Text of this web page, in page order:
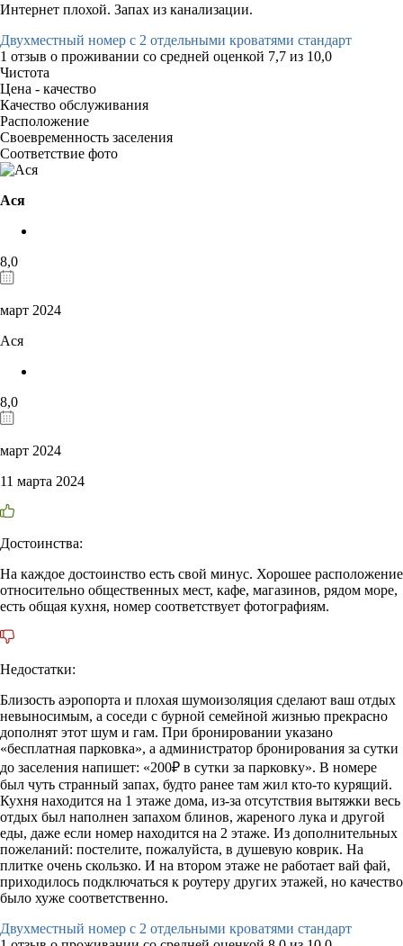
Интернет плохой. Запах из канализации.
Двухместный номер с 2 отдельными кроватями стандарт
1 отзыв о проживании со средней оценкой 7,7 из 10,0
Чистота
Цена - качество
Качество обслуживания
Расположение
Своевременность заселения
Соответствие фото
Ася
8,0
март 2024
Ася
8,0
март 2024
11 марта 2024
Достоинства:
На каждое достоинство есть свой минус. Хорошее расположение
относительно общественных мест, кафе, магазинов, рядом море,
есть общая кухня, номер соответствует фотографиям.
Недостатки:
Близость аэропорта и плохая шумоизоляция сделают ваш отдых
невыносимым, а соседи с бурной семейной жизнью прекрасно
дополнят этот шум и гам. При бронировании указано
«бесплатная парковка», а администратор бронирования за сутки
до заселения напишет: «200₽ в сутки за парковку». В номере
был чуть странный запах, будто ранее там жил кто-то курящий.
Кухня находится на 1 этаже дома, из-за отсутствия вытяжки весь
отдых был наполнен запахом блинов, жареного лука и другой
еды, даже если номер находится на 2 этаже. Из дополнительных
пожеланий: постелите, пожалуйста, в душевую коврик. На
плитке очень скользко. И на втором этаже не работает вай фай,
приходилось подключаться к роутеру других этажей, но качество
было хуже соответственно.
Двухместный номер с 2 отдельными кроватями стандарт